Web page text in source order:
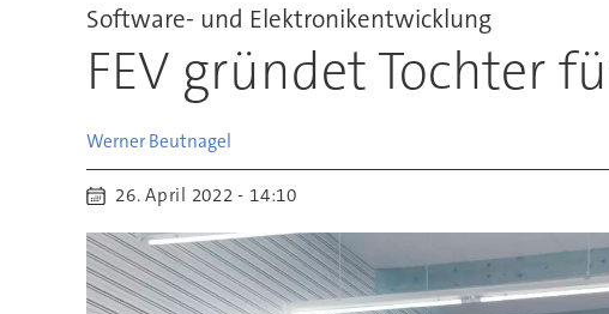
Software- und Elektronikentwicklung
FEV gründet Tochter
Werner Beutnagel
26. April 2022 - 14:10